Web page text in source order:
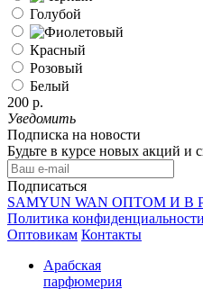
Голубой
Красный
Розовый
Белый
200 р.
Уведомить
Подписка на новости
Будьте в курсе новых акций и
Подписаться
SAMYUN WAN ОПТОМ И
Политика конфиденциальности
Оптовикам Контакты
Арабская
парфюмерия